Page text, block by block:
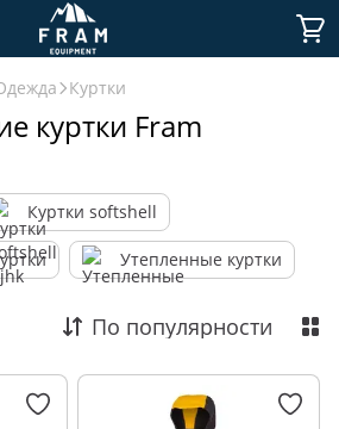
Куртки
куртки Fram
Куртки softshell
Утепленные куртки
По популярности